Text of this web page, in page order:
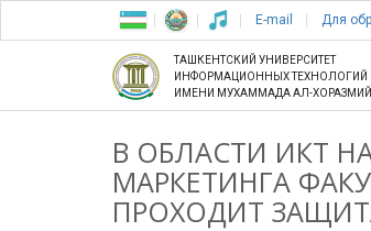
E-mail Для
ТАШКЕНТСКИЙ УНИВЕРСИТЕТ
ИНФОРМАЦИОННЫХ ТЕХНОЛОГИЙ
ИМЕНИ МУХАММАДА АЛ-ХОРАЗМИЙ
В ОБЛАСТИ ИКТ
МАРКЕТИНГА
ПРОХОДИТ